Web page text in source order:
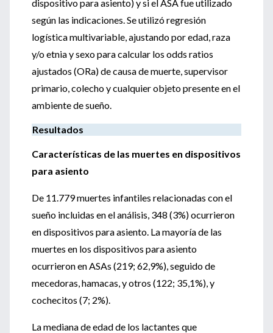
dispositivo para asiento) y si el ASA fue utilizado
según las indicaciones. Se utilizó regresión
logística multivariable, ajustando por edad, raza
y/o etnia y sexo para calcular los odds ratios
ajustados (ORa) de causa de muerte, supervisor
primario, colecho y cualquier objeto presente en el
ambiente de sueño.
Resultados
Características de las muertes en dispositivos
para asiento
De 11.779 muertes infantiles relacionadas con el
sueño incluidas en el análisis, 348 (3%) ocurrieron
en dispositivos para asiento. La mayoría de las
muertes en los dispositivos para asiento
ocurrieron en ASAs (219; 62,9%), seguido de
mecedoras, hamacas, y otros (122; 35,1%), y
cochecitos (7; 2%).
La mediana de edad de los lactantes que